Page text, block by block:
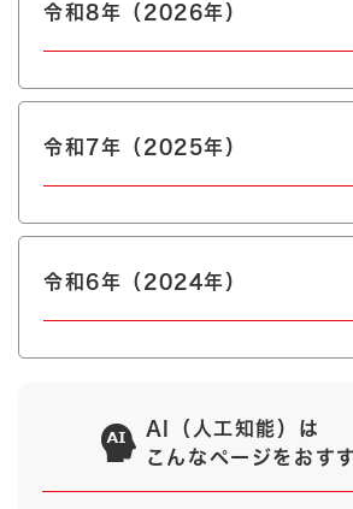
令和8年（2026年）
令和7年（2025年）
令和6年（2024年）
AI（人工知能）は
こんなページをおす